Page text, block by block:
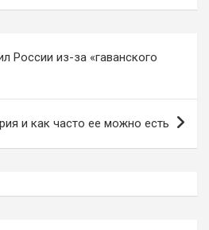
России из-за «гаванского
и как часто ее можно есть